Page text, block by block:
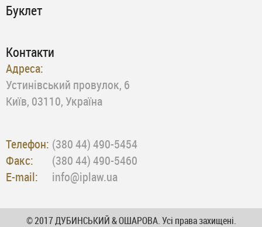
Буклет
Контакти
Адреса:
Устинівський провулок, 6
Київ, 03110, Україна
Телефон: (380 44) 490-5454
Факс:
(380 44) 490-5460
E-mail:
info@iplaw.ua
© 2017 ДУБИНСЬКИЙ & ОШАРОВА. Усі права захищені.